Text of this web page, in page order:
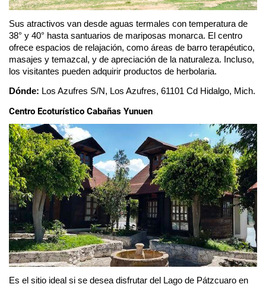
Sus atractivos van desde aguas termales con temperatura de
38° y 40° hasta santuarios de mariposas monarca. El centro
ofrece espacios de relajación, como áreas de barro terapéutico,
masajes y temazcal, y de apreciación de la naturaleza. Incluso,
los visitantes pueden adquirir productos de herbolaria.
Dónde: Los Azufres S/N, Los Azufres, 61101 Cd Hidalgo, Mich.
Centro Ecoturístico Cabañas Yunuen
Es el sitio ideal si se desea disfrutar del Lago de Pátzcuaro en